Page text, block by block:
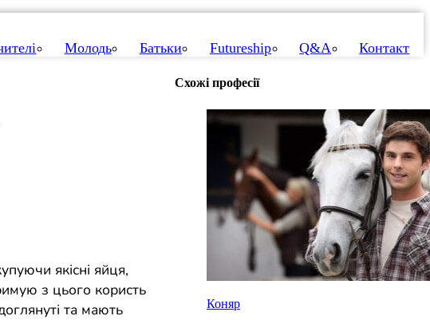
Молодь Батьки Futureship Q&A Контакт
якісні яйця,
з цього користь
та мають
Схожі професії
Коняр